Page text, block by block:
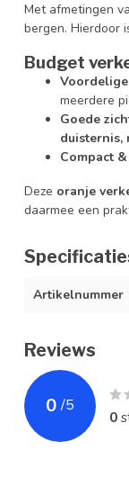
Met afmetingen
bergen. Hierdoor
Budget
Voordelige
meerdere
Goede
duisternis,
Compact
Deze oranje
daarmee een
Artikelnummer
Reviews
0 /5
0